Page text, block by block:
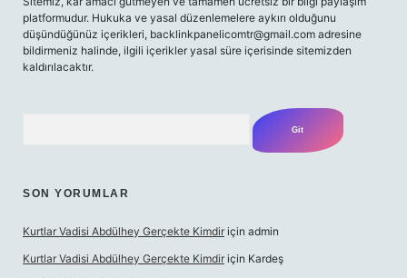
platformudur. Hukuka ve yasal düzenlemelere aykırı olduğunu
düşündüğünüz içerikleri, backlinkpanelicomtr@gmail.com adresine
bildirmeniz halinde, ilgili içerikler yasal süre içerisinde sitemizden
kaldırılacaktır.
SON YORUMLAR
Kurtlar Vadisi Abdülhey Gerçekte Kimdir için admin
Kurtlar Vadisi Abdülhey Gerçekte Kimdir için Kardeş